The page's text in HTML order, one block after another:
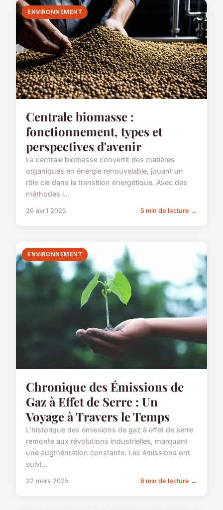
ENVIRONNEMENT
Centrale biomasse :
fonctionnement, types et
perspectives d'avenir
La centrale biomasse convertit des matières
organiques en énergie renouvelable, jouant un
rôle clé dans la transition énergétique. Avec des
méthodes i...
26 avril 2025 5 min de lecture →
ENVIRONNEMENT
Chronique des Émissions de
Gaz à Effet de Serre : Un
Voyage à Travers le Temps
L'historique des émissions de gaz à effet de serre
remonte aux révolutions industrielles, marquant
une augmentation constante. Les émissions ont
suivi...
22 mars 2025 6 min de lecture →